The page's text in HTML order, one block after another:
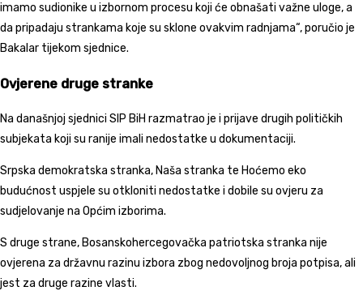
imamo sudionike u izbornom procesu koji će obnašati važne uloge, a
da pripadaju strankama koje su sklone ovakvim radnjama“, poručio je
Bakalar tijekom sjednice.
Ovjerene druge stranke
Na današnjoj sjednici SIP BiH razmatrao je i prijave drugih političkih
subjekata koji su ranije imali nedostatke u dokumentaciji.
Srpska demokratska stranka, Naša stranka te Hoćemo eko
budućnost uspjele su otkloniti nedostatke i dobile su ovjeru za
sudjelovanje na Općim izborima.
S druge strane, Bosanskohercegovačka patriotska stranka nije
ovjerena za državnu razinu izbora zbog nedovoljnog broja potpisa, ali
jest za druge razine vlasti.